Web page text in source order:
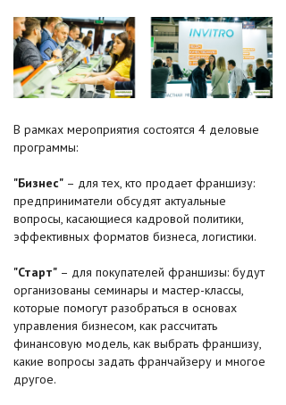
В рамках мероприятия состоятся 4 деловые
программы:
"Бизнес" – для тех, кто продает франшизу:
предприниматели обсудят актуальные
вопросы, касающиеся кадровой политики,
эффективных форматов бизнеса, логистики.
"Старт" – для покупателей франшизы: будут
организованы семинары и мастер-классы,
которые помогут разобраться в основах
управления бизнесом, как рассчитать
финансовую модель, как выбрать франшизу,
какие вопросы задать франчайзеру и многое
другое.